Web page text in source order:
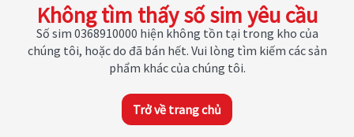
Không tìm thấy số sim yêu cầu
Số sim 0368910000 hiện không tồn tại trong kho của
chúng tôi, hoặc do đã bán hết. Vui lòng tìm kiếm các sản
phẩm khác của chúng tôi.
Trở về trang chủ